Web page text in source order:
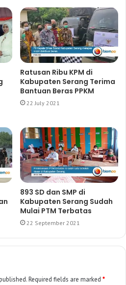
Ratusan Ribu KPM di
Kabupaten Serang Terima
Bantuan Beras PPKM
22 July 2021
893 SD dan SMP di
Kabupaten Serang Sudah
Mulai PTM Terbatas
22 September 2021
Required fields are marked *